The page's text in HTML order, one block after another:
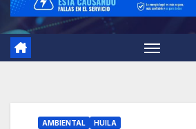
AMBIENTAL HUILA